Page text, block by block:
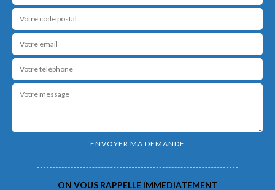
ON VOUS RAPPELLE IMMEDIATEMENT